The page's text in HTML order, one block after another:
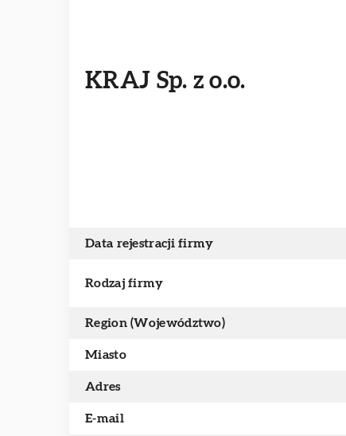
KRAJ Sp. z o.o.
Data rejestracji firmy
Rodzaj firmy
Region (Województwo)
Miasto
Adres
E-mail